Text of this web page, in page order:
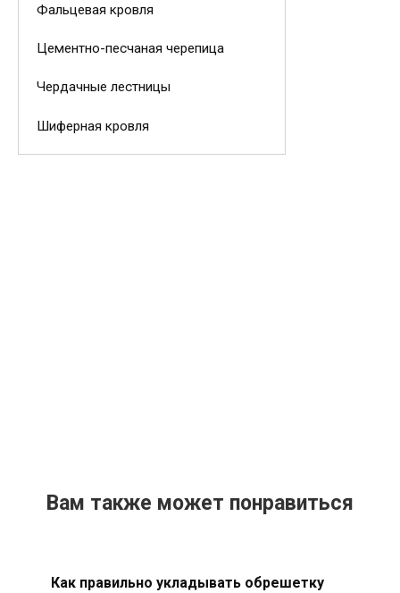
Фальцевая кровля
Цементно-песчаная черепица
Чердачные лестницы
Шиферная кровля
Вам также может понравиться
Как правильно укладывать обрешетку